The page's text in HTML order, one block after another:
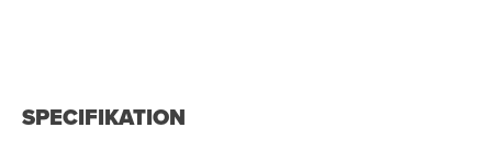
SPECIFIKATION